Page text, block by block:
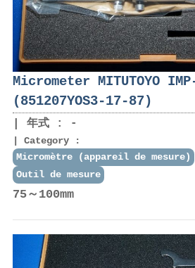
Micrometer MITUTOYO
(851207YOS3-17-87)
年式 : -
Category :
Micromètre (appareil de mesure)
Outil de mesure
75～100mm